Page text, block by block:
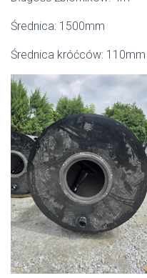
Średnica: 1500mm
Średnica króćców: 110mm